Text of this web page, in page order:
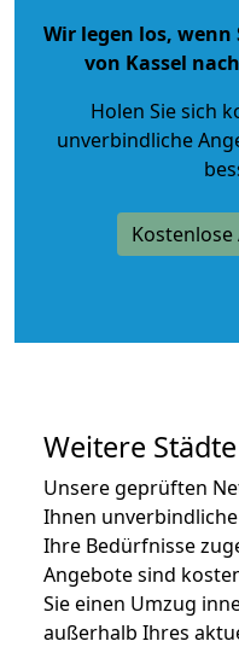
Wir legen los,
von Kassel
Holen Sie sich
unverbindliche
Weitere
Unsere geprüften
Ihnen
Ihre Bedürfnisse
Angebote sind
Sie einen Umzug
außerhalb Ihres